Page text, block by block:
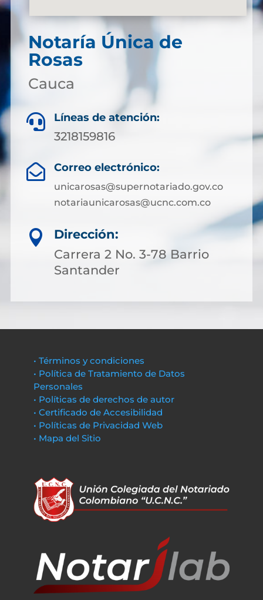
Notaría Única de
Rosas
Cauca
 Líneas de atención:
3218159816
 Correo electrónico:
unicarosas@supernotariado.gov.co
notariaunicarosas@ucnc.com.co

Dirección:
Carrera 2 No. 3-78 Barrio
Santander
• Términos y condiciones
• Política de Tratamiento de Datos
Personales
• Políticas de derechos de autor
• Certificado de Accesibilidad
• Políticas de Privacidad Web
• Mapa del Sitio